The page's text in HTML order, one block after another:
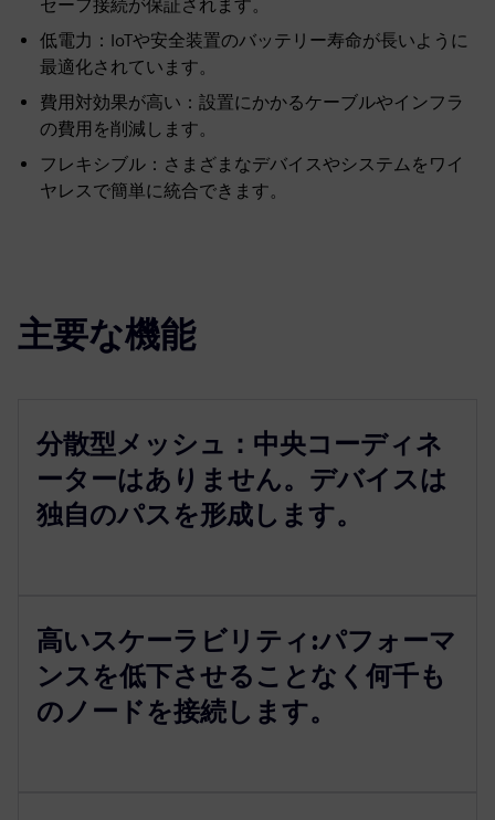
セーフ接続が保証されます。
低電力：IoTや安全装置のバッテリー寿命が長いように
最適化されています。
費用対効果が高い：設置にかかるケーブルやインフラ
の費用を削減します。
フレキシブル：さまざまなデバイスやシステムをワイ
ヤレスで簡単に統合できます。
主要な機能
分散型メッシュ：中央コーディネ
ーターはありません。デバイスは
独自のパスを形成します。
高いスケーラビリティ:パフォーマ
ンスを低下させることなく何千も
のノードを接続します。